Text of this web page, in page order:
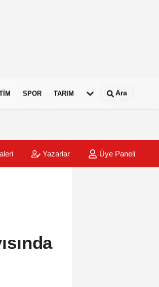
SPOR TARIM Ara
Yazarlar Üye Paneli